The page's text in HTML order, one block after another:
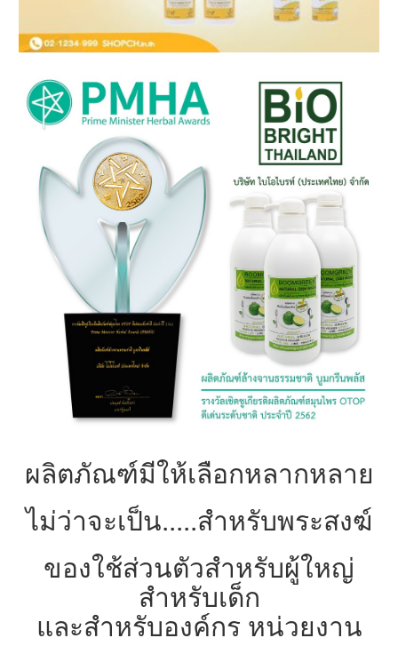
ผลิตภัณฑ์มีให้เลือกหลากหลาย
ไม่ว่าจะเป็น.....สำหรับพระสงฆ์
ของใช้ส่วนตัวสำหรับผู้ใหญ่
สำหรับเด็ก
และสำหรับองค์กร หน่วยงาน